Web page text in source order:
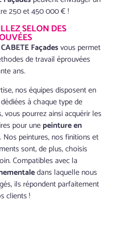
250 et 450 000 € !
SELON DES
Façadesvous permet
de travail éprouvées
ans.
nos équipes disposent en
à chaque type de
vous pourrez ainsi acquérir les
pour unepeinture en
. Nos peintures, nos finitions et
sont, de plus, choisis
Compatibles avec la
dans laquelle nous
ils répondent parfaitement
clients !